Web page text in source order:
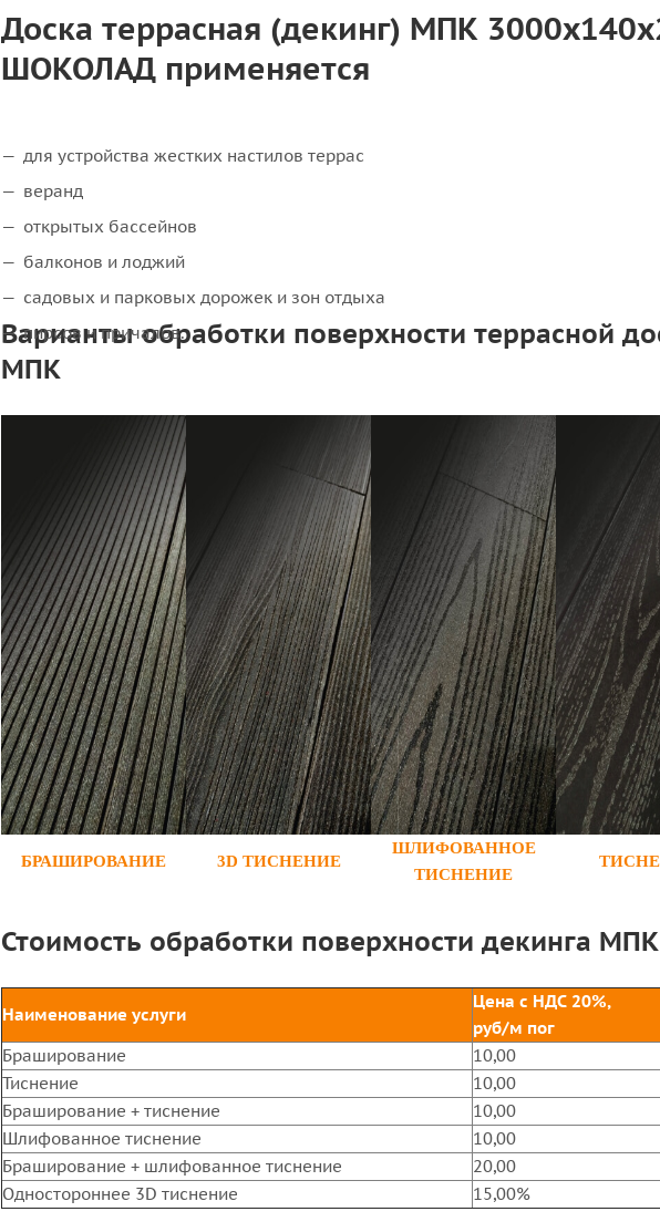
Доска террасная (декинг) МПК
ШОКОЛАД применяется
для устройства жестких настилов террас
веранд
открытых бассейнов
балконов и лоджий
садовых и парковых дорожек и зон отдыха
пирсов и причалов.
Варианты обработки поверхности террасной
МПК
БРАШИРОВАНИЕ 3D ТИСНЕНИЕ
ШЛИФОВАННОЕ
ТИСНЕНИЕ
Стоимость обработки поверхности декинга МПК
Наименование услуги
Цена с НДС 20%,
руб/м пог
Браширование
10,00
Тиснение
10,00
Браширование + тиснение
10,00
Шлифованное тиснение
10,00
Браширование + шлифованное тиснение
20,00
Одностороннее 3D тиснение
15,00%